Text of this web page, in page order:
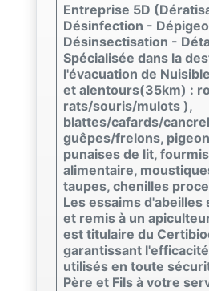
Entreprise 5D
Désinfection -
Désinsectisation -
Spécialisée dans la
l'évacuation de
et alentours(35km) :
rats/souris/mulots ),
blattes/cafards/
guêpes/frelons,
punaises de lit,
alimentaire,
taupes, chenilles
Les essaims
et remis à un
est titulaire du
garantissant
utilisés en toute
Père et Fils à votre